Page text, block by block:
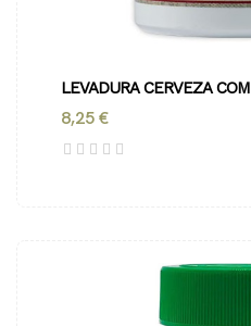
LEVADURA CERVEZA
8,25 €